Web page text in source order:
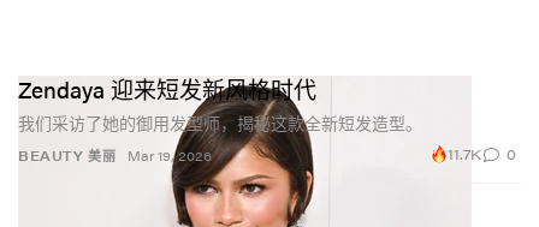
BEAUTY 美丽
Zendaya 迎来短发新风格时代
我们采访了她的御用发型师，揭秘这款全新短发造型。
Mar 19, 2026 11.7K 0